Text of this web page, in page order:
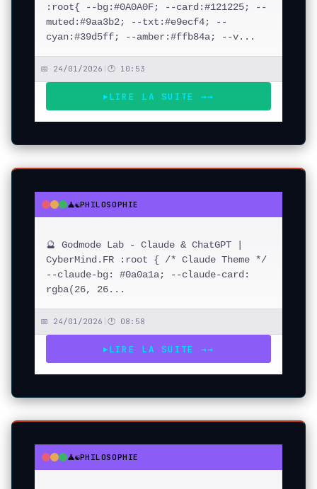
:root{ --bg:#0A0A0F; --card:#121225; --
muted:#9aa3b2; --txt:#e9ecf4; --
cyan:#39d5ff; --amber:#ffb84a; --v...
📅 24/01/2026 🕐 10:53
▶ LIRE LA SUITE →→
● ● ● 🧘☯️PHILOSOPHIE
🔮 Godmode Lab - Claude & ChatGPT |
CyberMind.FR :root { /* Claude Theme */
--claude-bg: #0a0a1a; --claude-card:
rgba(26, 26...
📅 24/01/2026 🕐 08:58
▶ LIRE LA SUITE →→
● ● ● 🧘☯️PHILOSOPHIE